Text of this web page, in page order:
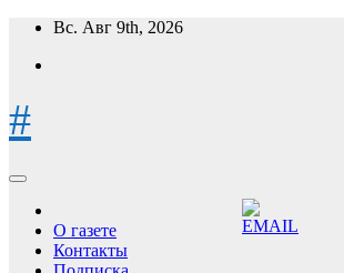
Перейти
содержимому
Вс. Авг 9th, 2026
#
О газете
Контакты